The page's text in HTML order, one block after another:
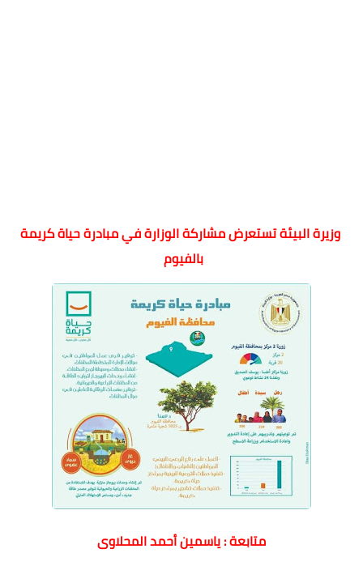
وزيرة البيئة تستعرض مشاركة الوزارة في مبادرة حياة كريمة
بالفيوم
متابعة : ياسمين أحمد المحلاوى